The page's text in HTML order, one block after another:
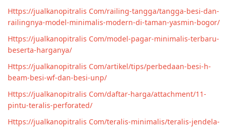
Https://jualkanopitralis Com/railing-tangga/tangga-besi-dan-
railingnya-model-minimalis-modern-di-taman-yasmin-bogor/
Https://jualkanopitralis Com/model-pagar-minimalis-terbaru-
beserta-harganya/
Https://jualkanopitralis Com/artikel/tips/perbedaan-besi-h-
beam-besi-wf-dan-besi-unp/
Https://jualkanopitralis Com/daftar-harga/attachment/11-
pintu-teralis-perforated/
Https://jualkanopitralis Com/teralis-minimalis/teralis-jendela-